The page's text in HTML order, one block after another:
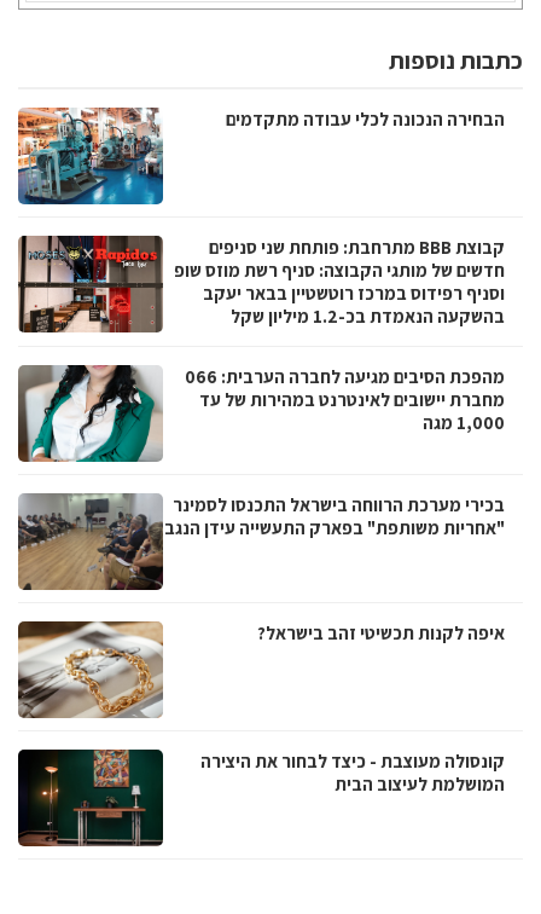
כתבות נוספות
הבחירה הנכונה לכלי עבודה מתקדמים
קבוצת BBB מתרחבת: פותחת שני סניפים
חדשים של מותגי הקבוצה: סניף רשת מוזס שופ
וסניף רפידוס במרכז רוטשטיין בבאר יעקב
בהשקעה הנאמדת בכ-1.2 מיליון שקל
מהפכת הסיבים מגיעה לחברה הערבית: 066
מחברת יישובים לאינטרנט במהירות של עד
1,000 מגה
בכירי מערכת הרווחה בישראל התכנסו לסמינר
"אחריות משותפת" בפארק התעשייה עידן הנגב
איפה לקנות תכשיטי זהב בישראל?
קונסולה מעוצבת - כיצד לבחור את היצירה
המושלמת לעיצוב הבית